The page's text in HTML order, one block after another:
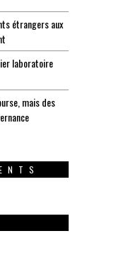
étrangers aux
laboratoire
mais des